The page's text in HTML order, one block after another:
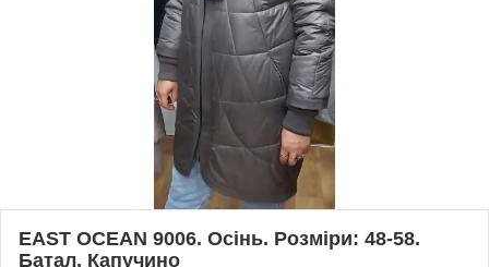
EAST OCEAN 9006. Осінь. Розміри: 48-58.
Батал. Капучино